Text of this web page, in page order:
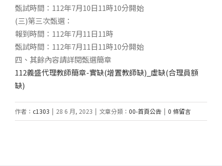
甄試時間：112年7月10日11時10分開始
(三)第三次甄選：
報到時間：112年7月11日11時
甄試時間：112年7月11日11時10分開始
四、其餘內容請詳閱甄選簡章
112義盛代理教師簡章-實缺(增置教師缺)_虛缺(合理員額
缺)
作者： c1303 | 28 6 月, 2023 | 文章分類： 00-首頁公告 | 0 條留言